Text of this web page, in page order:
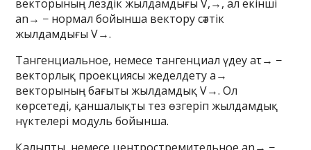
векторының лездік жылдамдығы V,→, ал екінші
an→ − нормал бойынша вектору сәттік
жылдамдығы V→.
Тангенциальное, немесе тангенциал үдеу aτ→ −
векторлық проекциясы жеделдету a→
векторының бағыты жылдамдық V→. Ол
көрсетеді, қаншалықты тез өзгеріп жылдамдық
нүктелері модуль бойынша.